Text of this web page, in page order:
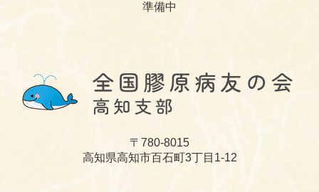
体験談募集
賛助会員について
準備中
〒780-8015
高知県高知市百石町3丁目1-12